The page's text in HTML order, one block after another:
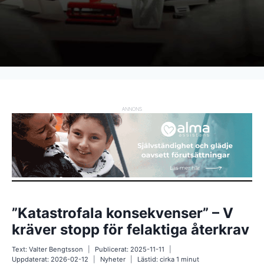
ANNONS
”Katastrofala konsekvenser” – V
kräver stopp för felaktiga återkrav
Text: Valter Bengtsson Publicerat: 2025-11-11
Uppdaterat: 2026-02-12 Nyheter Lästid: cirka1minut